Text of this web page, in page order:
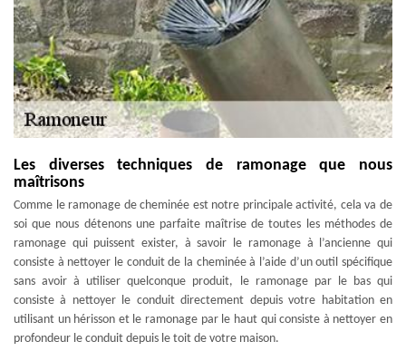
Les diverses techniques de ramonage que nous
maîtrisons
Comme le ramonage de cheminée est notre principale activité, cela va de
soi que nous détenons une parfaite maîtrise de toutes les méthodes de
ramonage qui puissent exister, à savoir le ramonage à l’ancienne qui
consiste à nettoyer le conduit de la cheminée à l’aide d’un outil spécifique
sans avoir à utiliser quelconque produit, le ramonage par le bas qui
consiste à nettoyer le conduit directement depuis votre habitation en
utilisant un hérisson et le ramonage par le haut qui consiste à nettoyer en
profondeur le conduit depuis le toit de votre maison.